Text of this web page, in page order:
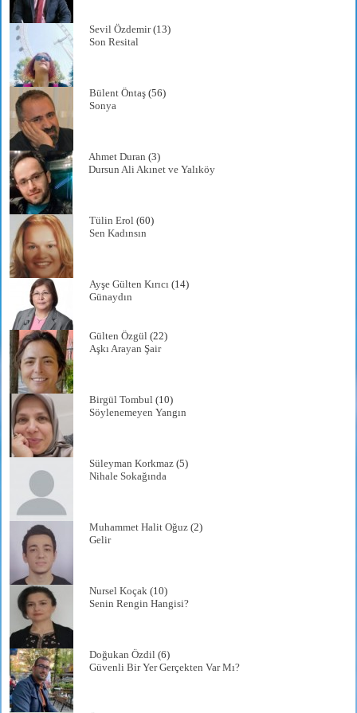
Sevil Özdemir(13)
Son Resital
Bülent Öntaş (56)
Sonya
Ahmet Duran (3)
Dursun Ali Akınet ve Yalıköy
Tülin Erol (60)
Sen Kadınsın
Ayşe Gülten Kırıcı (14)
Günaydın
Gülten Özgül (22)
Aşkı Arayan Şair
Birgül Tombul (10)
Söylenemeyen Yangın
Süleyman Korkmaz (5)
Nihale Sokağında
Muhammet Halit Oğuz (2)
Gelir
Nursel Koçak (10)
Senin Rengin Hangisi?
Doğukan Özdil (6)
Güvenli Bir Yer Gerçekten Var Mı?